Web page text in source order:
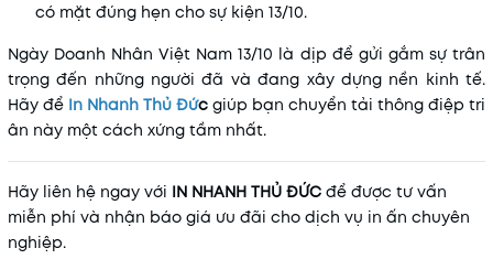
có mặt đúng hẹn cho sự kiện 13/10.
Ngày Doanh Nhân Việt Nam 13/10 là dịp để gửi gắm sự trân
trọng đến những người đã và đang xây dựng nền kinh tế.
Hãy để In Nhanh Thủ Đức giúp bạn chuyển tải thông điệp tri
ân này một cách xứng tầm nhất.
Hãy liên hệ ngay với IN NHANH THỦ ĐỨC để được tư vấn
miễn phí và nhận báo giá ưu đãi cho dịch vụ in ấn chuyên
nghiệp.